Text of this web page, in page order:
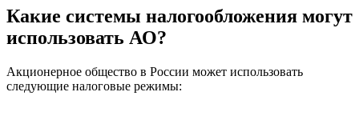
Какие системы налогообложения могут
использовать АО?
Акционерное общество в России может использовать
следующие налоговые режимы: